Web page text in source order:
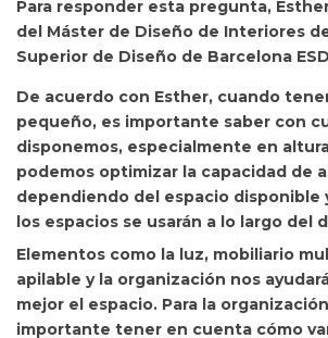
Para responder esta pregunta,
del Máster de Diseño de Interiores
Superior de Diseño de Barcelona
De acuerdo con Esther, cuando
pequeño, es importante saber con
disponemos, especialmente en
podemos optimizar la capacidad de
dependiendo del espacio disponible
los espacios se usarán a lo largo del
Elementos como la luz, mobiliario
apilable y la organización nos
mejor el espacio. Para la
importante tener en cuenta cómo